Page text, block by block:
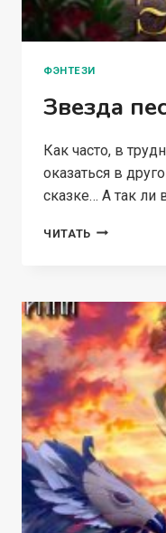
ФЭНТЕЗИ
Звезда
Как часто, в
оказаться в
сказке… А так ли
ЧИТАТЬ ЗВЕЗДА